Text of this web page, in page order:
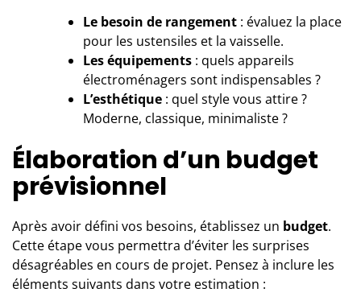
Le besoin de rangement : évaluez la place
pour les ustensiles et la vaisselle.
Les équipements : quels appareils
électroménagers sont indispensables ?
L’esthétique : quel style vous attire ?
Moderne, classique, minimaliste ?
Élaboration d’un budget
prévisionnel
Après avoir défini vos besoins, établissez un budget.
Cette étape vous permettra d’éviter les surprises
désagréables en cours de projet. Pensez à inclure les
éléments suivants dans votre estimation :